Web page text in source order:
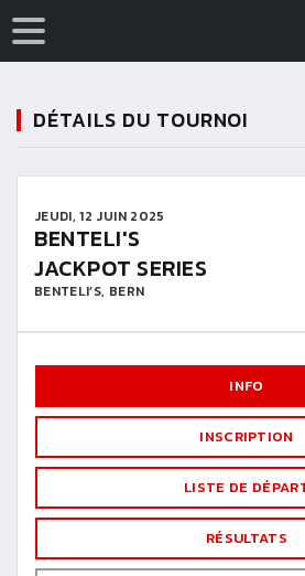
DÉTAILS DU TOURNOI
JEUDI, 12 JUIN 2025
BENTELI'S
JACKPOT SERIES
BENTELI’S, BERN
INFO
INSCRIPTION
LISTE DE
RÉSULTATS